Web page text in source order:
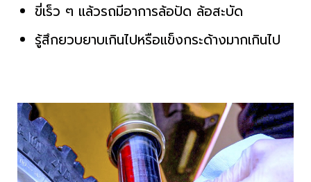
ขี่เร็ว ๆ แล้วรถมีอาการล้อปัด ล้อสะบัด
รู้สึกยวบยาบเกินไปหรือแข็งกระด้างมากเกินไป